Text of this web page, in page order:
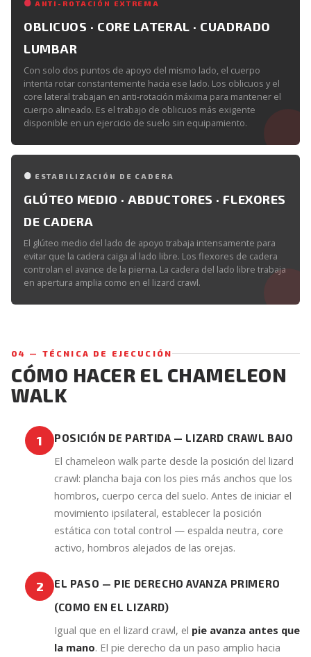
ANTI-ROTACIÓN EXTREMA
OBLICUOS · CORE LATERAL · CUADRADO
LUMBAR
Con solo dos puntos de apoyo del mismo lado, el cuerpo
intenta rotar constantemente hacia ese lado. Los oblicuos y el
core lateral trabajan en anti-rotación máxima para mantener el
cuerpo alineado. Es el trabajo de oblicuos más exigente
disponible en un ejercicio de suelo sin equipamiento.
ESTABILIZACIÓN DE CADERA
GLÚTEO MEDIO · ABDUCTORES · FLEXORES
DE CADERA
El glúteo medio del lado de apoyo trabaja intensamente para
evitar que la cadera caiga al lado libre. Los flexores de cadera
controlan el avance de la pierna. La cadera del lado libre trabaja
en apertura amplia como en el lizard crawl.
04 — TÉCNICA DE EJECUCIÓN
CÓMO HACER EL CHAMELEON
WALK
1 POSICIÓN DE PARTIDA — LIZARD CRAWL BAJO
El chameleon walk parte desde la posición del lizard
crawl: plancha baja con los pies más anchos que los
hombros, cuerpo cerca del suelo. Antes de iniciar el
movimiento ipsilateral, establecer la posición
estática con total control — espalda neutra, core
activo, hombros alejados de las orejas.
2
EL PASO — PIE DERECHO AVANZA PRIMERO
(COMO EN EL LIZARD)
Igual que en el lizard crawl, el pie avanza antes que
la mano. El pie derecho da un paso amplio hacia